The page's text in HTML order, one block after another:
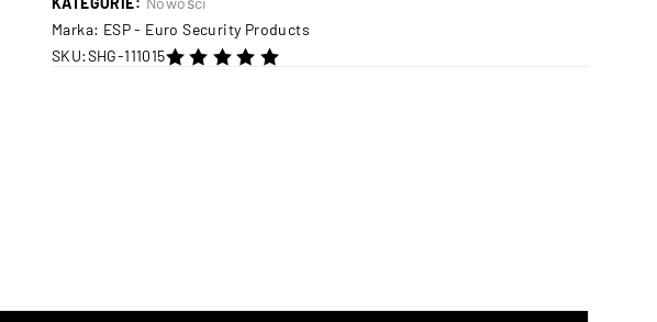
Marka: ESP - Euro Security Products
SKU:SHG-111015